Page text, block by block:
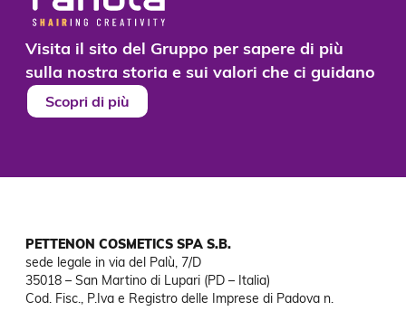
Visita il sito del Gruppo per sapere di più
sulla nostra storia e sui valori che ci guidano
Scopri di più
PETTENON COSMETICS SPA S.B.
sede legale in via del Palù, 7/D
35018 – San Martino di Lupari (PD – Italia)
Cod. Fisc., P.Iva e Registro delle Imprese di Padova n.